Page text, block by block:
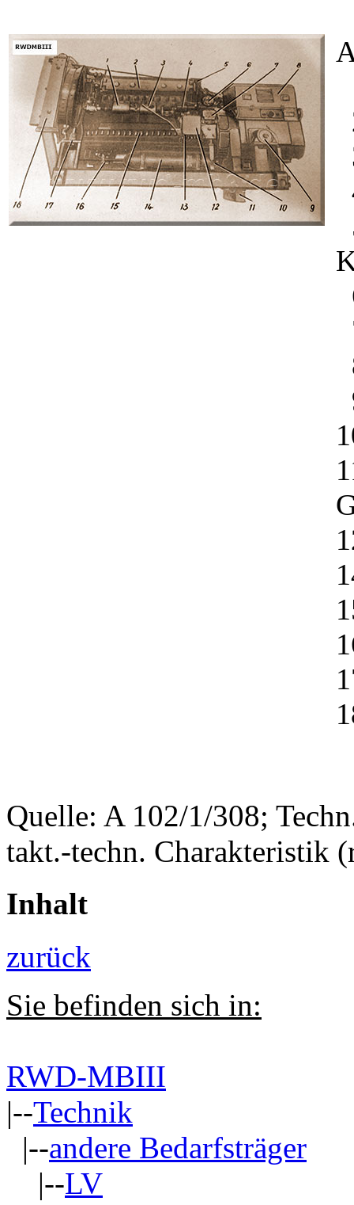
Quelle: A 102/1/308;
takt.-techn. Charakteristik
Inhalt
zurück
Sie befinden sich in:
RWD-MBIII
|--Technik
|--andere Bedarfsträger
|--LV